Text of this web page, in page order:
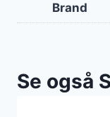
Brand
Se også